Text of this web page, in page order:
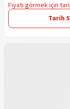
Fiyatı görmek için
Tarih